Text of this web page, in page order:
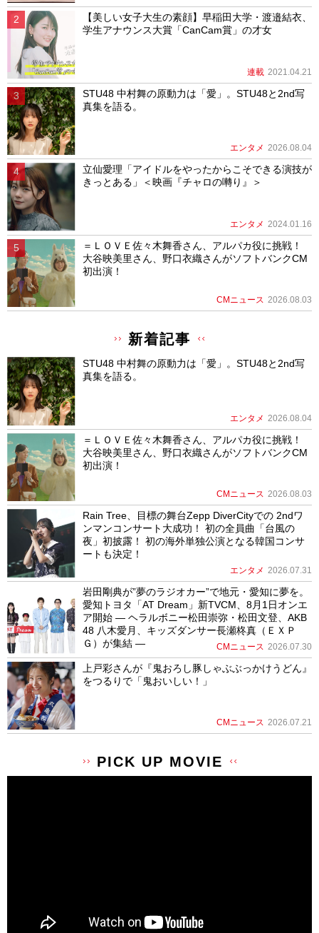
【美しい女子大生の素顔】早稲田大学・渡邉結衣、
学生アナウンス大賞「CanCam賞」の才女
連載 2021.04.21
STU48 中村舞の原動力は「愛」。STU48と2nd写
真集を語る。
エンタメ 2026.08.04
立仙愛理「アイドルをやったからこそできる演技が
きっとある」＜映画『チャロの囀り』＞
エンタメ 2024.01.16
＝ＬＯＶＥ佐々木舞香さん、アルパカ役に挑戦！
大谷映美里さん、野口衣織さんがソフトバンクCM
初出演！
CMニュース 2026.08.03
新着記事
STU48 中村舞の原動力は「愛」。STU48と2nd写
真集を語る。
エンタメ 2026.08.04
＝ＬＯＶＥ佐々木舞香さん、アルパカ役に挑戦！
大谷映美里さん、野口衣織さんがソフトバンクCM
初出演！
CMニュース 2026.08.03
Rain Tree、目標の舞台Zepp DiverCityでの 2ndワ
ンマンコンサート大成功！ 初の全員曲「台風の
夜」初披露！ 初の海外単独公演となる韓国コンサ
ートも決定！
エンタメ 2026.07.31
岩田剛典が”夢のラジオカー”で地元・愛知に夢を。
愛知トヨタ「AT Dream」新TVCM、8月1日オンエ
ア開始 ― ヘラルボニー松田崇弥・松田文登、AKB
48 八木愛月、キッズダンサー長瀬柊真（ＥＸＰ
Ｇ）が集結 ―
CMニュース 2026.07.30
上戸彩さんが『鬼おろし豚しゃぶぶっかけうどん』
をつるりで「鬼おいしい！」
CMニュース 2026.07.21
PICK UP MOVIE